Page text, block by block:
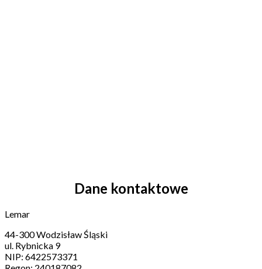
Dane kontaktowe
Lemar
44-300 Wodzisław Śląski
ul. Rybnicka 9
NIP: 6422573371